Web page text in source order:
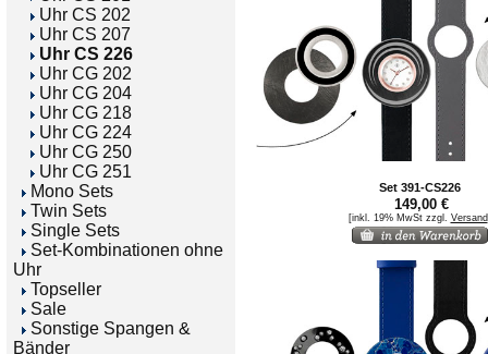
Uhr CS 202
Uhr CS 207
Uhr CS 226
Uhr CG 202
Uhr CG 204
Uhr CG 218
Uhr CG 224
Uhr CG 250
Uhr CG 251
Mono Sets
Twin Sets
Single Sets
Set-Kombinationen ohne
Uhr
Topseller
Sale
Sonstige Spangen &
Bänder
Set 391-CS226
149,00 €
[inkl. 19% MwSt zzgl. Versand